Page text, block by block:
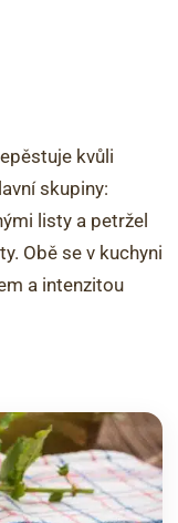
kvůli
skupiny:
listy a petržel
Obě se v kuchyni
a intenzitou